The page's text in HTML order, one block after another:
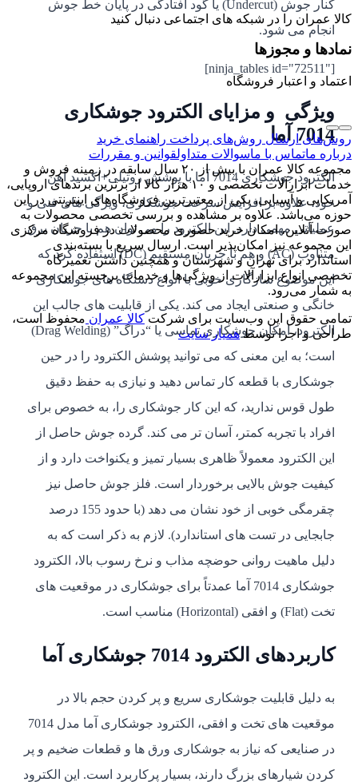
کنار جوش (Undercut) یا گود افتادگی در پایان خط جوش
انجام می شود.
[ninja_tables id="72511"]
ویژگی و مزایای الکترود جوشکاری
7014 آما
الکترود جوشکاری 7014 آما با پوشش روتیلی+اکسید آهن
خود، علاوه بر افزایش سرعت جوشکاری، ویژگی های فنی و
عملیاتی مهمی دارد. این الکترود را می توان هم با جریان برق
متناوب (AC) و هم با جریان مستقیم (DC) استفاده کرد که
این موضوع سازگاری خوبی با انواع دستگاه های جوشکاری
خانگی و صنعتی ایجاد می کند. یکی از قابلیت های جالب این
الکترود، امکان جوشکاری تماسی یا “دراگ” (Drag Welding)
است؛ به این معنی که می توانید پوشش الکترود را در حین
جوشکاری با قطعه کار تماس دهید و نیازی به حفظ دقیق
طول قوس ندارید، که این کار جوشکاری را، به خصوص برای
افراد با تجربه کمتر، آسان تر می کند. گرده جوش حاصل از
این الکترود معمولاً ظاهری بسیار تمیز و یکنواخت دارد و از
کیفیت جوش بالایی برخوردار است. فلز جوش حاصل نیز
چقرمگی خوبی از خود نشان می دهد (با حدود 155 درصد
جابجایی در تست های استاندارد). لازم به ذکر است که به
دلیل ماهیت روانی حوضچه مذاب و نرخ رسوب بالا، الکترود
جوشکاری 7014 آما عمدتاً برای جوشکاری در موقعیت های
تخت (Flat) و افقی (Horizontal) مناسب است.
کاربردهای الکترود 7014 جوشکاری آما
به دلیل قابلیت جوشکاری سریع و پر کردن حجم بالا در
موقعیت های تخت و افقی، الکترود جوشکاری آما مدل 7014
در صنایعی که نیاز به جوشکاری ورق ها و قطعات ضخیم و پر
کردن شیارهای بزرگ دارند، بسیار پرکاربرد است. این الکترود
کالا عمران را در شبکه های اجتماعی دنبال کنید
نمادها و مجوزها
اعتماد و اعتبار فروشگاه
روش‌های ارسال روش‌های پرداخت راهنمای خرید
درباره ماتماس با ماسوالات متداولقوانین و مقررات
مجموعه کالا عمران با بیش از ۲۰ سال سابقه در زمینه فروش و
خدمات ابزارآلات تخصصی و ۱۰ هزار کالا از برترین برندهای اروپایی،
آمریکایی و آسیایی، یکی از معتبرترین فروشگاه‌های اینترنتی در این
حوزه می‌باشد. علاوه بر مشاهده و بررسی تخصصی محصولات به
صورت آنلاین، امکان خرید حضوری محصولات در فروشگاه مرکزی
این مجموعه نیز امکان‌پذیر است. ارسال سریع با بسته‌بندی
استاندارد برای تهران و شهرستان و همچنین داشتن تعمیرگاه
تخصصی انواع ابزارآلات از ویژگی‌ها و خدمات برجسته این مجموعه
به شمار می‌رود.
تمامی حقوق این وب‌سایت برای شرکت کالا عمران محفوظ است،
طراحی و اجرا توسطهمیار سایت